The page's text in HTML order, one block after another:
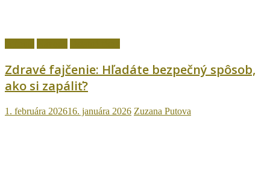
Zdravé fajčenie: Hľadáte bezpečný spôsob,
ako si zapáliť?
1. februára 202616. januára 2026 Zuzana Putova